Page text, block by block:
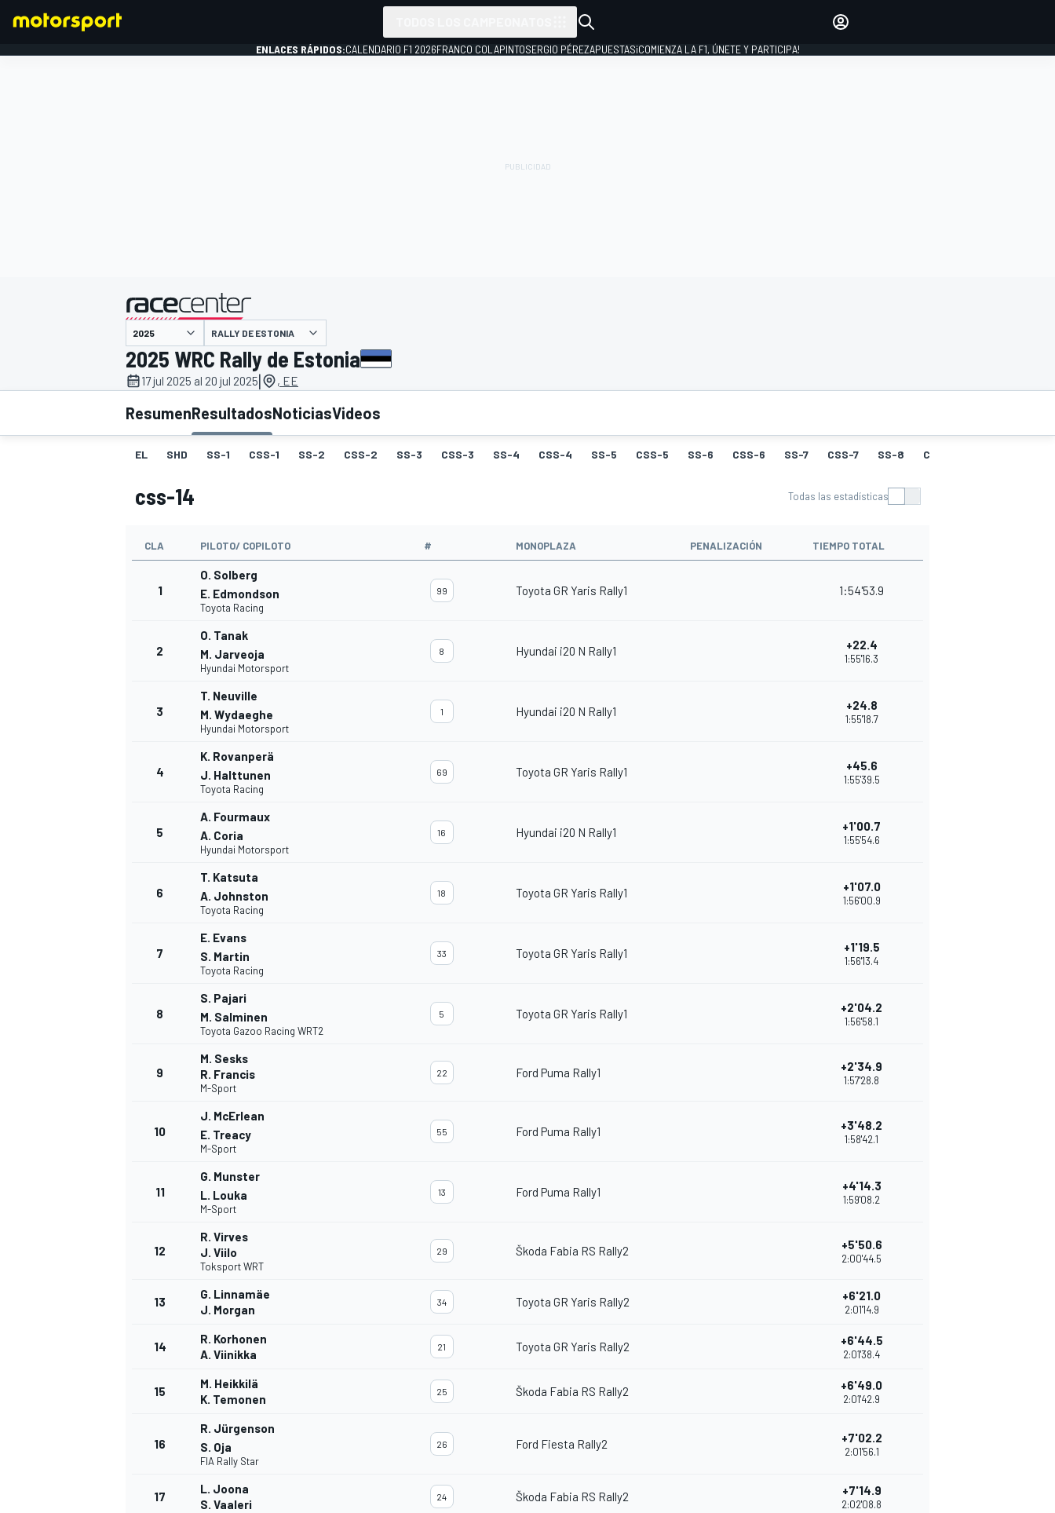
INDYCAR
FÓRMULA E
INICIAR SESIÓN
ENLACES RÁPIDOS:CALENDARIO F1 2026FRANCO COLAPINTOSERGIO PÉREZAPUESTAS¡COMIENZA LA F1, ÚNETE Y PARTICIPA!
presentado por
RALLY DE ESTONIA
2025 WRC Rally de Estonia
17 jul 2025 al 20 jul 2025| , EE
ResumenResultadosNoticiasVideos
EL SHD SS-1 CSS-1 SS-2 CSS-2 SS-3 CSS-3 SS-4 CSS-4 SS-5 CSS-5 SS-6 CSS-6 SS-7 CSS-7 SS-8 CSS-8
css-14 Todas las estadísticas
CLA PILOTO/ COPILOTO # MONOPLAZA PENALIZACIÓN TIEMPO TOTAL
1
O. Solberg
E. Edmondson
Toyota Racing
99 Toyota GR Yaris Rally1 1:54'53.9
2
O. Tanak
M. Jarveoja
Hyundai Motorsport
8 Hyundai i20 N Rally1 +22.4
1:55'16.3
3
T. Neuville
M. Wydaeghe
Hyundai Motorsport
1 Hyundai i20 N Rally1 +24.8
1:55'18.7
4
K. Rovanperä
J. Halttunen
Toyota Racing
69 Toyota GR Yaris Rally1 +45.6
1:55'39.5
5
A. Fourmaux
A. Coria
Hyundai Motorsport
16 Hyundai i20 N Rally1 +1'00.7
1:55'54.6
6
T. Katsuta
A. Johnston
Toyota Racing
18 Toyota GR Yaris Rally1 +1'07.0
1:56'00.9
7
E. Evans
S. Martin
Toyota Racing
33 Toyota GR Yaris Rally1 +1'19.5
1:56'13.4
8
S. Pajari
M. Salminen
Toyota Gazoo Racing WRT2
5 Toyota GR Yaris Rally1 +2'04.2
1:56'58.1
9
M. Sesks
R. Francis
M-Sport
22 Ford Puma Rally1 +2'34.9
1:57'28.8
10
J. McErlean
E. Treacy
M-Sport
55 Ford Puma Rally1 +3'48.2
1:58'42.1
11
G. Munster
L. Louka
M-Sport
13 Ford Puma Rally1 +4'14.3
1:59'08.2
12
R. Virves
J. Viilo
Toksport WRT
29 Škoda Fabia RS Rally2 +5'50.6
2:00'44.5
13
G. Linnamäe
J. Morgan
34 Toyota GR Yaris Rally2 +6'21.0
2:01'14.9
14
R. Korhonen
A. Viinikka
21 Toyota GR Yaris Rally2 +6'44.5
2:01'38.4
15
M. Heikkilä
K. Temonen
25 Škoda Fabia RS Rally2 +6'49.0
2:01'42.9
16
R. Jürgenson
S. Oja
FIA Rally Star
26 Ford Fiesta Rally2 +7'02.2
2:01'56.1
17
L. Joona
S. Vaaleri
24 Škoda Fabia RS Rally2 +7'14.9
2:02'08.8